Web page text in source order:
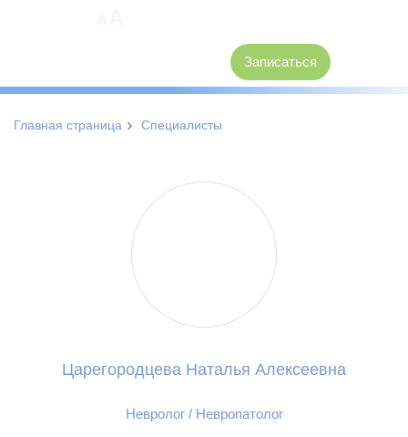
Записаться
Главная страница › Специалисты
Царегородцева Наталья Алексеевна
Невролог / Невропатолог